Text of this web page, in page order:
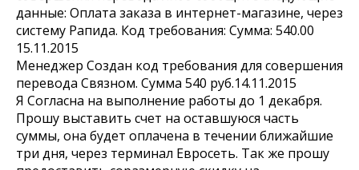
данные: Оплата заказа в интернет-магазине, через
систему Рапида. Код требования: Сумма: 540.00
15.11.2015
Менеджер Создан код требования для совершения
перевода Связном. Сумма 540 руб.14.11.2015
Я Согласна на выполнение работы до 1 декабря.
Прошу выставить счет на оставшуюся часть
суммы, она будет оплачена в течении ближайшие
три дня, через терминал Евросеть. Так же прошу